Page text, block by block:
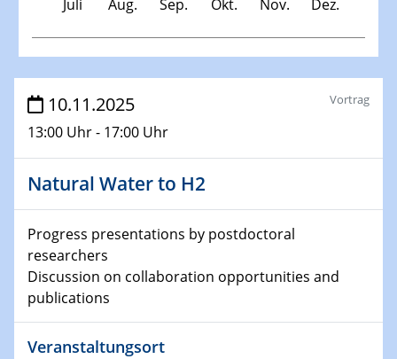
Juli Aug. Sep. Okt. Nov. Dez.
Veranstaltungen
30.11.-0001 - 06.02.2025
SFB/TRR 247 Seminar
Physikalisches Kolloquium
Shaping the future: The role of metrology in a changing
world
14.01.2025
SFB 1242 Kolloquium
10.11.2025
13:00 Uhr - 17:00 Uhr
Vortrag
Natural Water to H2
Progress presentations by postdoctoral
researchers
Discussion on collaboration opportunities and
publications
Veranstaltungsort